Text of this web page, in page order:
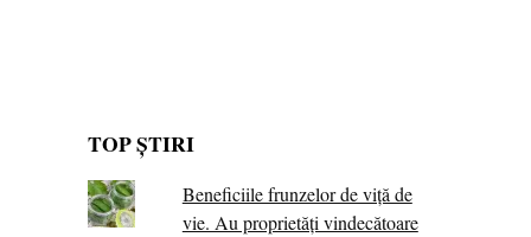
TOP ȘTIRI
Beneficiile frunzelor de viță de
vie. Au proprietăţi vindecătoare